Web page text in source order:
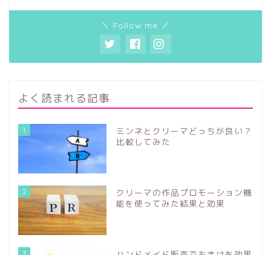
＼ Follow me ／
よく読まれる記事
1
ミンネとクリーマどっちが良い？
比較してみた
2
クリーマの作品プロモーション機
能を使ってみた結果と効果
3